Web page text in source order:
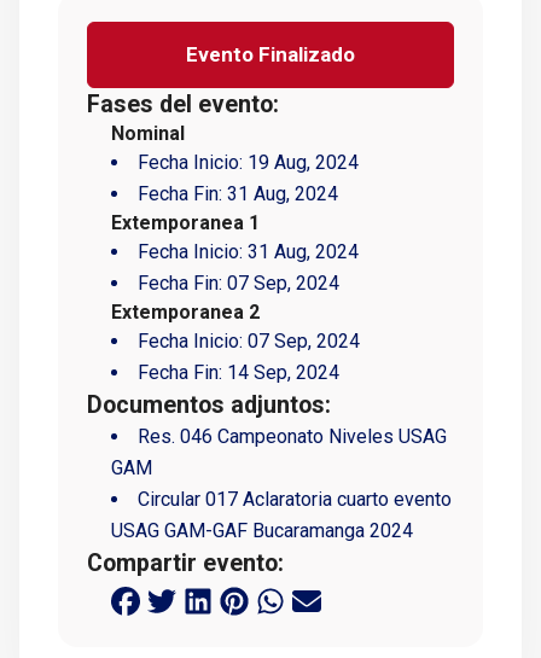
Evento Finalizado
Fases del evento:
Nominal
Fecha Inicio: 19 Aug, 2024
Fecha Fin: 31 Aug, 2024
Extemporanea 1
Fecha Inicio: 31 Aug, 2024
Fecha Fin: 07 Sep, 2024
Extemporanea 2
Fecha Inicio: 07 Sep, 2024
Fecha Fin: 14 Sep, 2024
Documentos adjuntos:
Res. 046 Campeonato Niveles USAG
GAM
Circular 017 Aclaratoria cuarto evento
USAG GAM-GAF Bucaramanga 2024
Compartir evento: